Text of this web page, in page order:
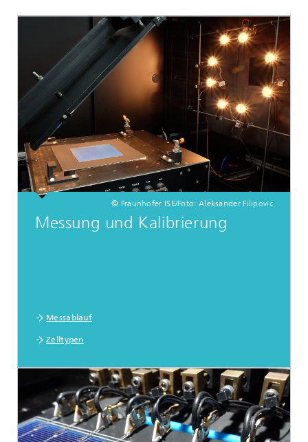
© Fraunhofer ISE/Foto: Aleksander Filipovic
Messung und Kalibrierung
Messablauf
Zelltypen